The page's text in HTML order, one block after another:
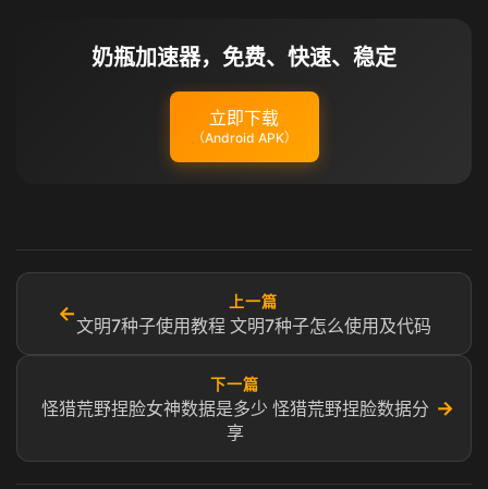
奶瓶加速器，免费、快速、稳定
立即下载
（Android APK）
←
上一篇
文明7种子使用教程 文明7种子怎么使用及代码
下一篇
怪猎荒野捏脸女神数据是多少 怪猎荒野捏脸数据分
享
→